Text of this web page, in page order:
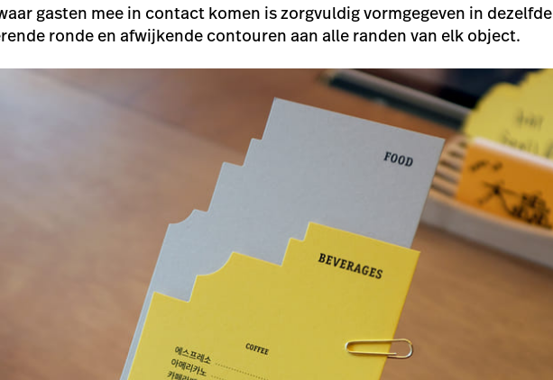
gasten mee in contact komen is zorgvuldig vormgegeven in dezelfde
ronde en afwijkende contouren aan alle randen van elk object.